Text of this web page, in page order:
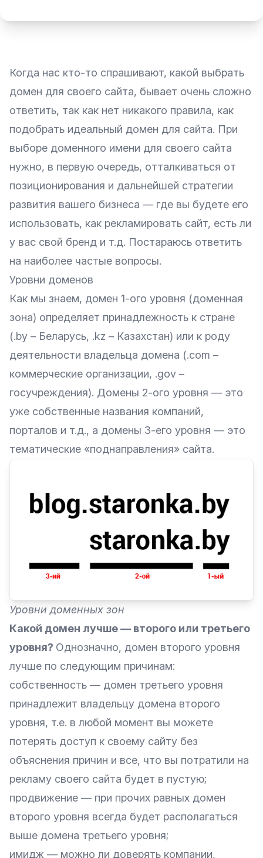
Когда нас кто-то спрашивают, какой выбрать
домен для своего сайта, бывает очень сложно
ответить, так как нет никакого правила, как
подобрать идеальный домен для сайта. При
выборе доменного имени для своего сайта
нужно, в первую очередь, отталкиваться от
позиционирования и дальнейшей стратегии
развития вашего бизнеса — где вы будете его
использовать, как рекламировать сайт, есть ли
у вас свой бренд и т.д. Постараюсь ответить
на наиболее частые вопросы.
Уровни доменов
Как мы знаем, домен 1-ого уровня (доменная
зона) определяет принадлежность к стране
(.by – Беларусь, .kz – Казахстан) или к роду
деятельности владельца домена (.com –
коммерческие организации, .gov –
госучреждения). Домены 2-ого уровня — это
уже собственные названия компаний,
порталов и т.д., а домены 3-его уровня — это
тематические «поднаправления» сайта.
Уровни доменных зон
Какой домен лучше — второго или третьего
уровня? Однозначно, домен второго уровня
лучше по следующим причинам:
собственность — домен третьего уровня
принадлежит владельцу домена второго
уровня, т.е. в любой момент вы можете
потерять доступ к своему сайту без
объяснения причин и все, что вы потратили на
рекламу своего сайта будет в пустую;
продвижение — при прочих равных домен
второго уровня всегда будет располагаться
выше домена третьего уровня;
имидж — можно ли доверять компании,